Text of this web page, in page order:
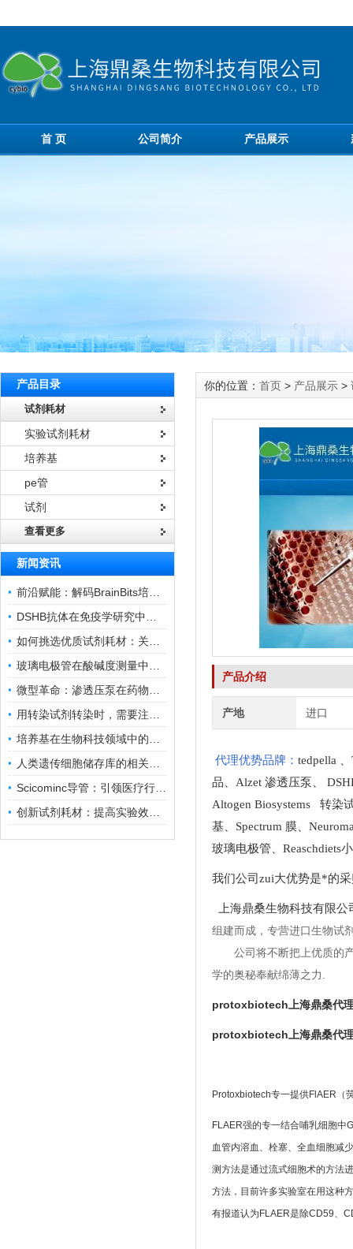
首 页 公司简介 产品展示
产品目录
试剂耗材
实验试剂耗材
培养基
pe管
试剂
查看更多
新闻资讯
你的位置： 首页 > 产品展示 >
产品介绍
产地 进口
代理优势品牌： tedpella
品
Alzet 渗透压泵
Altogen Biosystems 转染
基
Spectrum 膜
玻璃电极管
Reaschdiets
我们公司zui大优势是*的
上海鼎桑生物科技有限公
组建而成，专营进口生物试
公司将不断把上优质的
学的奥秘奉献绵薄之力.
protoxbiotech上海鼎桑代
protoxbiotech上海鼎桑代
Protoxbiotech专一提供FlAER（
FLAER强的专一结合哺乳细胞中
血管内溶血、栓塞、全血细胞减
测方法是通过流式细胞术的方法
方法，目前许多实验室在用这种
有报道认为FLAER是除CD59、